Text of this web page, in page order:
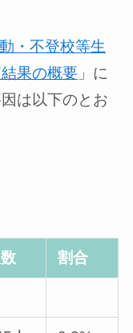
・不登校等生
果の概要」に
は以下のとお
割合